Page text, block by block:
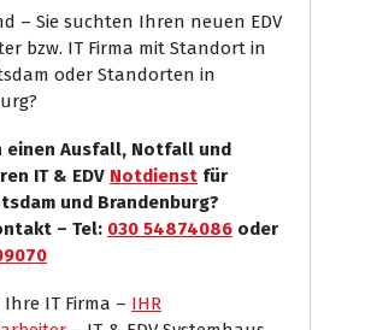
– Sie suchten Ihren neuen EDV
bzw. IT Firma mit Standort in
oder Standorten in
einen Ausfall, Notfall und
IT & EDV Notdienst für
und Brandenburg?
– Tel: 030 54874086 oder
IT Firma – IHR